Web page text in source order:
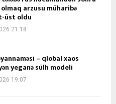
arzusu müharibə
üst oldu
21:18
– qlobal xaos
yeganə sülh modeli
19:07